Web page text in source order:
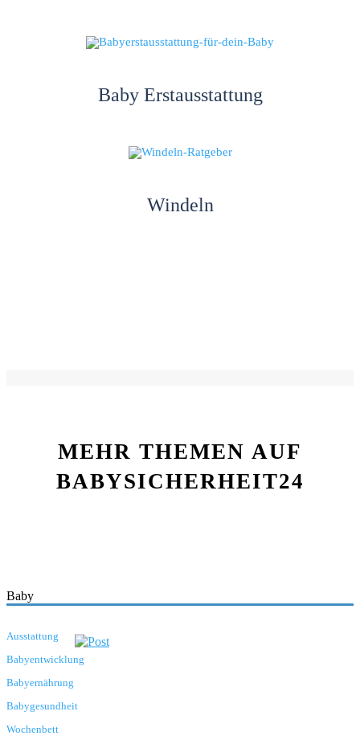
Baby Erstausstattung
Windeln
MEHR THEMEN AUF
BABYSICHERHEIT24
Baby
Ausstattung
Babyentwicklung
Babyernährung
Babygesundheit
Wochenbett